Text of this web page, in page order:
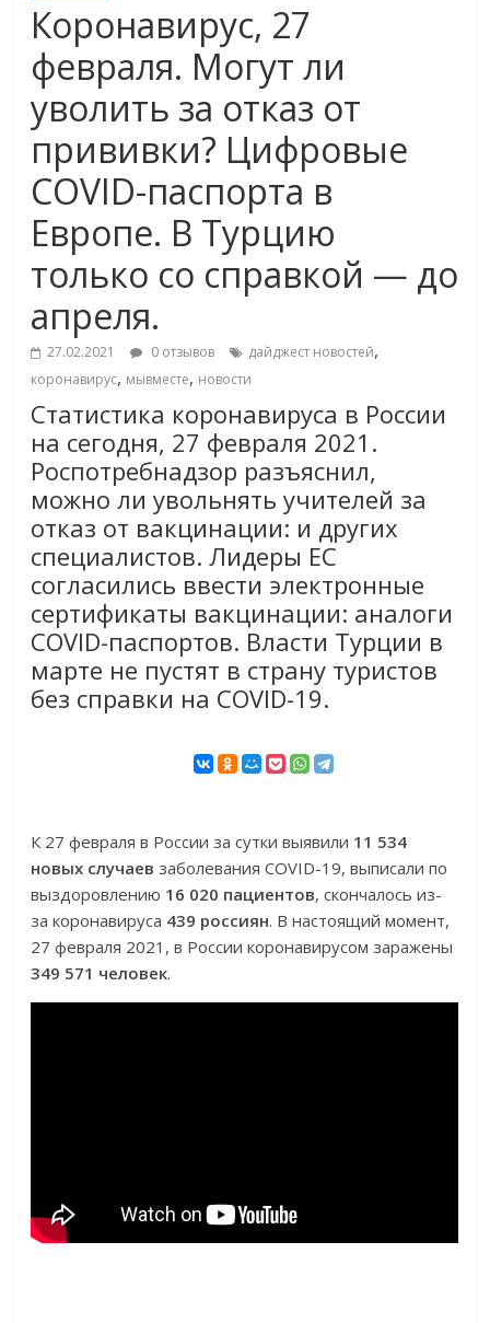
Коронавирус, 27
февраля. Могут ли
уволить за отказ от
прививки? Цифровые
COVID-паспорта в
Европе. В Турцию
только со справкой — до
апреля.
27.02.2021 0 отзывов дайджест новостей,
коронавирус, мывместе, новости
Статистика коронавируса в России
на сегодня, 27 февраля 2021.
Роспотребнадзор разъяснил,
можно ли увольнять учителей за
отказ от вакцинации: и других
специалистов. Лидеры ЕС
согласились ввести электронные
сертификаты вакцинации: аналоги
COVID-паспортов. Власти Турции в
марте не пустят в страну туристов
без справки на COVID-19.
К 27 февраля в России за сутки выявили 11 534
новых случаев заболевания COVID-19, выписали по
выздоровлению 16 020 пациентов, скончалось из-
за коронавируса 439 россиян. В настоящий момент,
27 февраля 2021, в России коронавирусом заражены
349 571 человек.